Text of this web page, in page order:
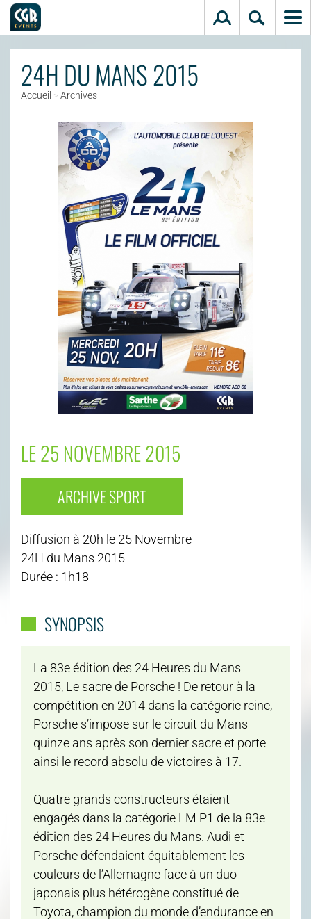
24H DU MANS 2015
Accueil >Archives
LE 25 NOVEMBRE 2015
ARCHIVE SPORT
Diffusion à 20h le 25 Novembre
24H du Mans 2015
Durée : 1h18
SYNOPSIS
La 83e édition des 24 Heures du Mans
2015, Le sacre de Porsche ! De retour à la
compétition en 2014 dans la catégorie reine,
Porsche s’impose sur le circuit du Mans
quinze ans après son dernier sacre et porte
ainsi le record absolu de victoires à 17.
Quatre grands constructeurs étaient
engagés dans la catégorie LM P1 de la 83e
édition des 24 Heures du Mans. Audi et
Porsche défendaient équitablement les
couleurs de l’Allemagne face à un duo
japonais plus hétérogène constitué de
Toyota, champion du monde d’endurance en